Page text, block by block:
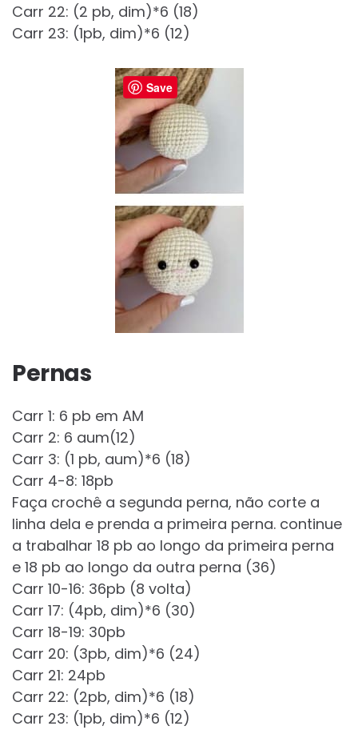
Carr 22: (2 pb, dim)*6 (18)
Carr 23: (1pb, dim)*6 (12)
Pernas
Carr 1: 6 pb em AM
Carr 2: 6 aum(12)
Carr 3: (1 pb, aum)*6 (18)
Carr 4-8: 18pb
Faça crochê a segunda perna, não corte a
linha dela e prenda a primeira perna. continue
a trabalhar 18 pb ao longo da primeira perna
e 18 pb ao longo da outra perna (36)
Carr 10-16: 36pb (8 volta)
Carr 17: (4pb, dim)*6 (30)
Carr 18-19: 30pb
Carr 20: (3pb, dim)*6 (24)
Carr 21: 24pb
Carr 22: (2pb, dim)*6 (18)
Carr 23: (1pb, dim)*6 (12)
Save